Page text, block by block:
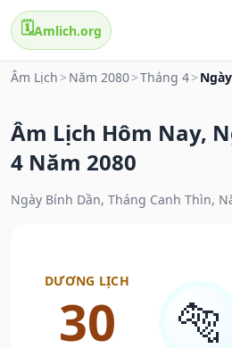
🗓️Amlich.org
Âm Lịch > Năm 2080>Tháng 4>
Âm Lịch Hôm Nay,
4 Năm 2080
Ngày Bính Dần, Tháng Canh Thìn,
DƯƠNG LỊCH
30 🐅